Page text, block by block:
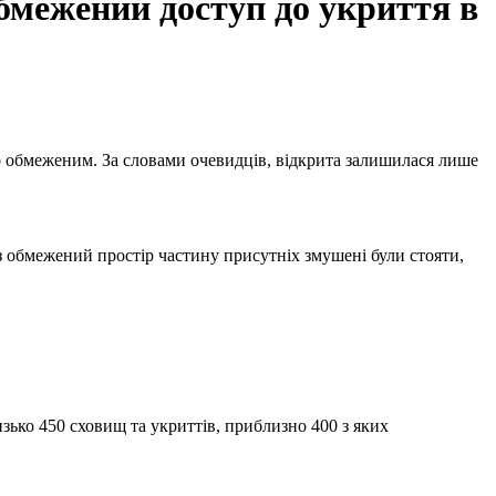
обмежений простір частину присутніх змушені були стояти,
450 сховищ та укриттів, приблизно 400 з яких